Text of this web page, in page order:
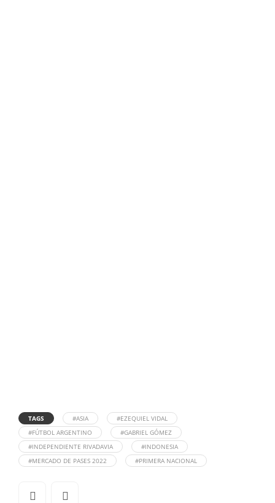
TAGS #ASIA
#EZEQUIEL VIDAL
#FÚTBOL ARGENTINO
#GABRIEL GÓMEZ
#INDEPENDIENTE RIVADAVIA
#INDONESIA
#MERCADO DE PASES 2022
#PRIMERA NACIONAL